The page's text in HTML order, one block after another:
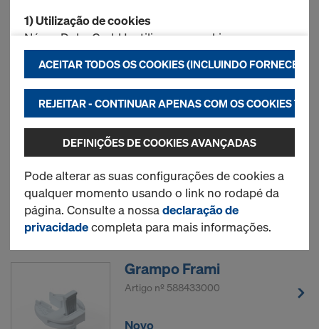
Artigo nº
Novo
Gancho de elevação
Framax
Artigo nº588149000
Novo
Grampo Frami
Artigo nº 588433000
Novo
1) Utilização de cookies
Nós, a Doka GmbH, utilizamos cookies e
aplicações de terceiros. Estes ajudam-nos a
garantir um desempenho ideal da nossa página
web, particularmente
a melhoria contínua da nossa página web
(Obrigatório),
a possibilidade de uma compra simples em
caso de utilização da loja online Doka
(Funcional e estatísticas), ou
a inserção de anúncios adequados para o
utilizador em determinadas plataformas
(Marketing).
Pode encontrar mais informações sobre a
utilização de cookies na nossaDeclaração de
privacidade
possibilidade de selecionar os seus cookies
ACEITAR TODOS OS COOKIES (INCLUINDO
REJEITAR - CONTINUAR APENAS COM OS COOKIES
DEFINIÇÕES DE COOKIES AVANÇADAS
Pode alterar as suas configurações de cookies a
qualquer momento usando o link no rodapé da
página. Consulte a nossadeclaração de
privacidadecompleta para mais informações.